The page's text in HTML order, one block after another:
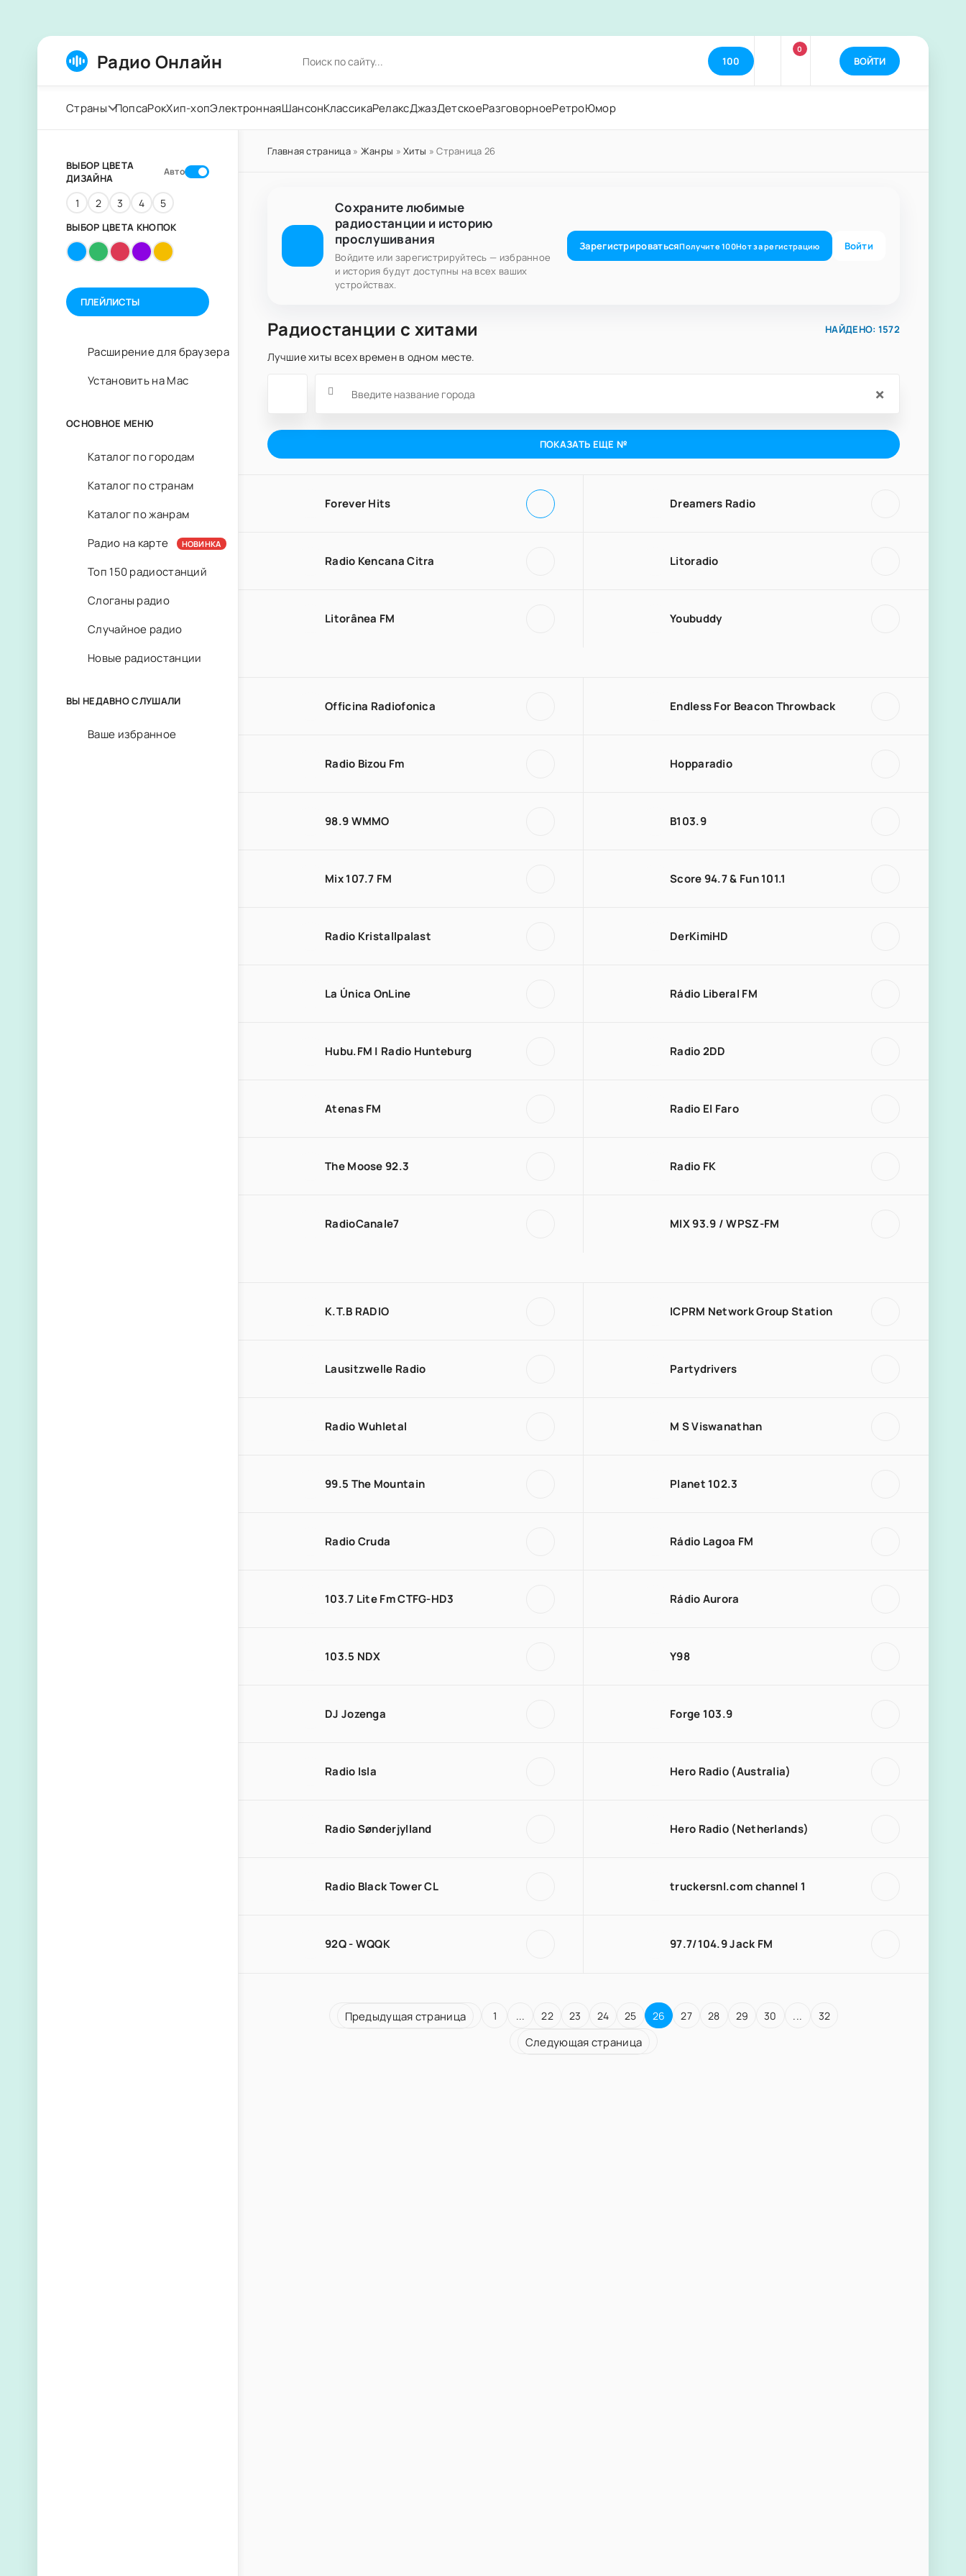
Радио Онлайн 100
0
ВОЙТИ
Страны ПопсаРокХип-хопЭлектроннаяШансонКлассикаРелаксДжазДетскоеРазговорноеРетроЮмор
Главная страница» Жанры »Хиты » Страница 26
Сохраните любимые
радиостанции и историю
прослушивания
Войдите или зарегистрируйтесь — избранное
и история будут доступны на всех ваших
устройствах.
ЗарегистрироватьсяПолучите100Нотза регистрацию Войти
Радиостанции с хитами НАЙДЕНО: 1572
Лучшие хиты всех времен в одном месте.
×
ПОКАЗАТЬ ЕЩЕ №
Forever Hits Dreamers Radio
Radio Kencana Citra Litoradio
Litorânea FM Youbuddy
Officina Radiofonica Endless For Beacon Throwback
Radio Bizou Fm Hopparadio
98.9 WMMO B103.9
Mix 107.7 FM Score 94.7 & Fun 101.1
Radio Kristallpalast DerKimiHD
La Única OnLine Rádio Liberal FM
Hubu.FM | Radio Hunteburg Radio 2DD
Atenas FM Radio El Faro
The Moose 92.3 Radio FK
RadioCanale7 MIX 93.9 / WPSZ-FM
K.T.B RADIO ICPRM Network Group Station
Lausitzwelle Radio Partydrivers
Radio Wuhletal M S Viswanathan
99.5 The Mountain Planet 102.3
Radio Cruda Rádio Lagoa FM
103.7 Lite Fm CTFG-HD3 Rádio Aurora
103.5 NDX Y98
DJ Jozenga Forge 103.9
Radio Isla Hero Radio (Australia)
Radio Sønderjylland Hero Radio (Netherlands)
Radio Black Tower CL truckersnl.com channel 1
92Q - WQQK 97.7/104.9 Jack FM
Предыдущая страница 1 ... 22 23 24 25 26 27 28 29 30 ... 32
Следующая страница
ВЫБОР ЦВЕТА
ДИЗАЙНА
Авто
1 2 3 4 5
ВЫБОР ЦВЕТА КНОПОК
ПЛЕЙЛИСТЫ
Расширение для браузера
Установить на Mac
ОСНОВНОЕ МЕНЮ
Каталог по городам
Каталог по странам
Каталог по жанрам
Радио на карте
НОВИНКА
Топ 150 радиостанций
Слоганы радио
Случайное радио
Новые радиостанции
ВЫ НЕДАВНО СЛУШАЛИ
Ваше избранное